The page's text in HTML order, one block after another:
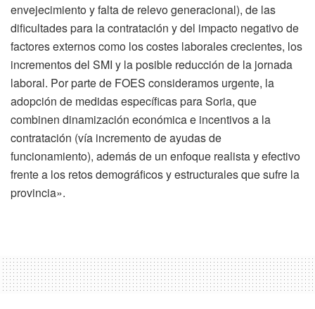
envejecimiento y falta de relevo generacional), de las
dificultades para la contratación y del impacto negativo de
factores externos como los costes laborales crecientes, los
incrementos del SMI y la posible reducción de la jornada
laboral. Por parte de FOES consideramos urgente, la
adopción de medidas específicas para Soria, que
combinen dinamización económica e incentivos a la
contratación (vía incremento de ayudas de
funcionamiento), además de un enfoque realista y efectivo
frente a los retos demográficos y estructurales que sufre la
provincia».